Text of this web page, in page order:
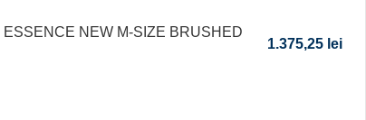
ESSENCE NEW M-SIZE BRUSHED
1.375,25 lei